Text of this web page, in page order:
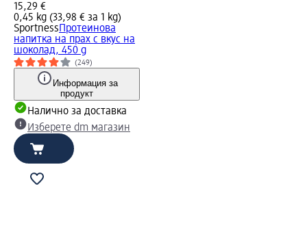
15,29 €
0,45 kg (33,98 € за 1 kg)
Sportness Протеинова
напитка на прах с вкус на
шоколад, 450 g
(249)
Информация за
продукт
Налично за доставка
Изберете dm магазин